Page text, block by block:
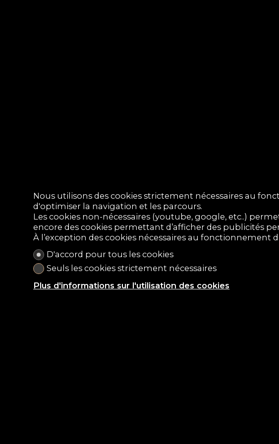
Nous utilisons des cookies strictement nécessaires au
d'optimiser la navigation et les parcours.
Les cookies non-nécessaires (youtube, google, etc..)
encore des cookies permettant d’afficher des publicités
À l’exception des cookies nécessaires au fonctionnement
D'accord pour tous les cookies
Seuls les cookies strictement nécessaires
Plus d'informations sur l'utilisation des cookies